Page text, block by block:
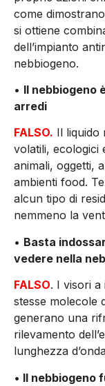
come
si ottiene
dell’impianto
nebbiogeno.
• Il nebbiogeno
arredi
FALSO. Il liquido
volatili, ecologici
animali, oggetti,
ambienti food.
alcun tipo di
nemmeno la
• Basta
vedere nella
FALSO. I visori
stesse molecole
generano una
rilevamento
lunghezza
• Il nebbiogeno